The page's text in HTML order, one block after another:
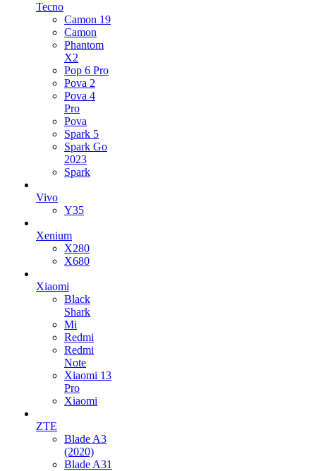
Tecno
Camon 19
Camon
Phantom
X2
Pop 6 Pro
Pova 2
Pova 4
Pro
Pova
Spark 5
Spark Go
2023
Spark
Vivo
Y35
Xenium
X280
X680
Xiaomi
Black
Shark
Mi
Redmi
Redmi
Note
Xiaomi 13
Pro
Xiaomi
ZTE
Blade A3
(2020)
Blade A31